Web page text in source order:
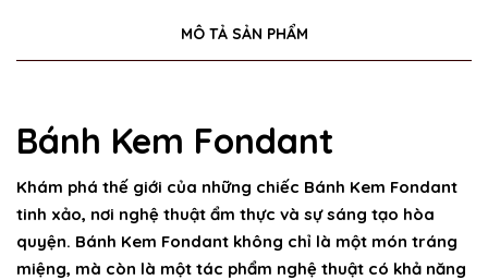
MÔ TẢ SẢN PHẨM
Bánh Kem Fondant
Khám phá thế giới của những chiếc Bánh Kem Fondant
tinh xảo, nơi nghệ thuật ẩm thực và sự sáng tạo hòa
quyện. Bánh Kem Fondant không chỉ là một món tráng
miệng, mà còn là một tác phẩm nghệ thuật có khả năng